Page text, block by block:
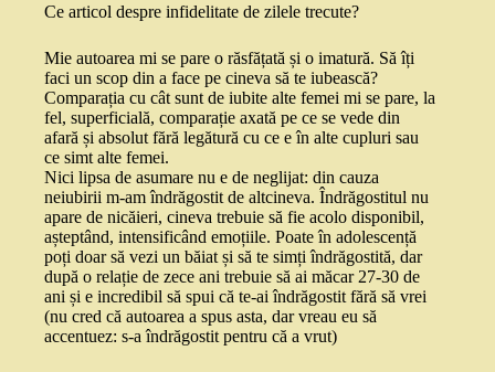
Ce articol despre infidelitate de zilele trecute?
Mie autoarea mi se pare o răsfățată și o imatură. Să îți
faci un scop din a face pe cineva să te iubească?
Comparația cu cât sunt de iubite alte femei mi se pare, la
fel, superficială, comparație axată pe ce se vede din
afară și absolut fără legătură cu ce e în alte cupluri sau
ce simt alte femei.
Nici lipsa de asumare nu e de neglijat: din cauza
neiubirii m-am îndrăgostit de altcineva. Îndrăgostitul nu
apare de nicăieri, cineva trebuie să fie acolo disponibil,
așteptând, intensificând emoțiile. Poate în adolescență
poți doar să vezi un băiat și să te simți îndrăgostită, dar
după o relație de zece ani trebuie să ai măcar 27-30 de
ani și e incredibil să spui că te-ai îndrăgostit fără să vrei
(nu cred că autoarea a spus asta, dar vreau eu să
accentuez: s-a îndrăgostit pentru că a vrut)